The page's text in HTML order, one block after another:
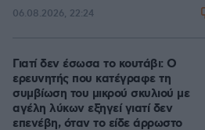
06.08.2026, 22:24
Γιατί δεν έσωσα το κουτάβι: Ο
ερευνητής που κατέγραφε τη
συμβίωση του μικρού σκυλιού με
αγέλη λύκων εξηγεί γιατί δεν
επενέβη, όταν το είδε άρρωστο